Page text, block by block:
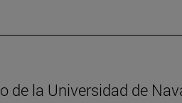
de la Universidad de